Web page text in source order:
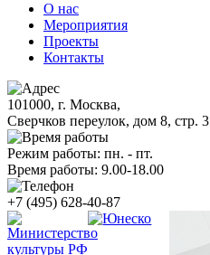
О нас
Мероприятия
Проекты
Контакты
101000, г. Москва,
Сверчков переулок, дом 8, стр. 3
Режим работы: пн. - пт.
Время работы: 9.00-18.00
+7 (495) 628-40-87